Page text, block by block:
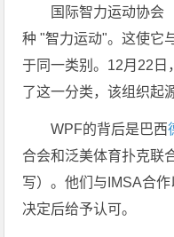
国际智力运动协会
种 "智力运动"。这使它
于同一类别。12月22日
了这一分类，该组织起
WPF的背后是巴西
合会和泛美体育扑克联
写）。他们与IMSA合
决定后给予认可。